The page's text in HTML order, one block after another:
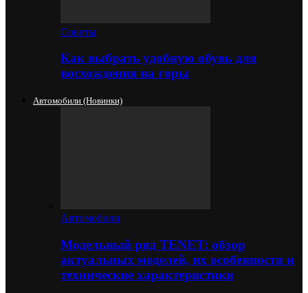
Советы
Как выбрать удобную обувь для
восхождения на горы
Автомобили (новинки)
Автомобили
Модельный ряд TENET: обзор
актуальных моделей, их особенности и
технические характеристики